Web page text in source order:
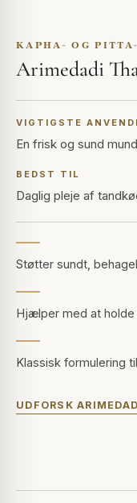
KAPHA- OG
Arimedadi
VIGTIGSTE
En frisk og sund
BEDST TIL
Daglig pleje af
Støtter sundt,
Hjælper med at
Klassisk formulering
UDFORSK